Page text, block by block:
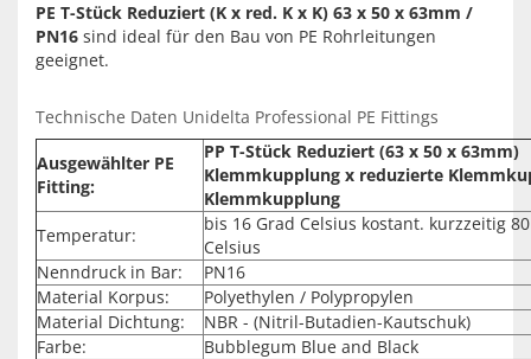
PE T-Stück Reduziert (K x red. K x K) 63 x 50 x 63mm /
PN16 sind ideal für den Bau von PE Rohrleitungen
geeignet.
Technische Daten Unidelta Professional PE Fittings
Ausgewählter PE
Fitting:
PP T-Stück Reduziert (63 x 50 x 63mm)
Klemmkupplung x reduzierte
Klemmkupplung
Temperatur:
bis 16 Grad Celsius kostant. kurzzeitig
Celsius
Nenndruck in Bar:
PN16
Material Korpus:
Polyethylen / Polypropylen
Material Dichtung:
NBR - (Nitril-Butadien-Kautschuk)
Farbe:
Bubblegum Blue and Black